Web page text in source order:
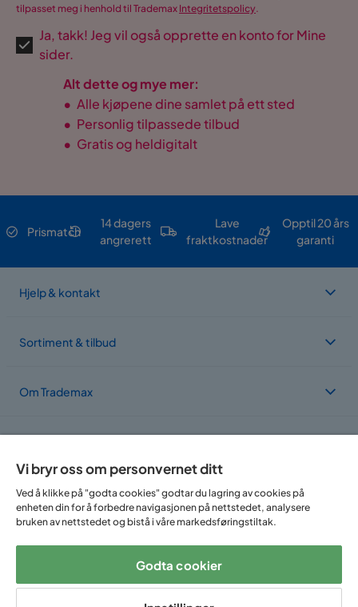
tilpasset meg i henhold til Trademax Integritetspolicy.
Ja, takk! Jeg vil også opprette en konto for Mine
sider.
Alt dette og mye mer:
• Alle kjøpene dine samlet på ett sted
• Personlig tilpassede tilbud
• Gratis og heldigitalt
Prismatch
14 dagers
angrerett
Lave
fraktkostnader
Opptil 20 års
garanti
Hjelp & kontakt
Sortiment & tilbud
Om Trademax
Følg oss på:
Vi bryr oss om personvernet ditt
Ved å klikke på "godta cookies" godtar du lagring av cookies på
enheten din for å forbedre navigasjonen på nettstedet, analysere
bruken av nettstedet og bistå i våre markedsføringstiltak.
Godta cookier